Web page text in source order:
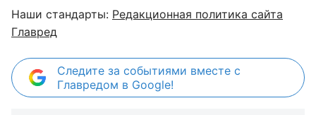
Наши стандарты: Редакционная политика сайта
Главред
Следите за событиями вместе с
Главредом в Google!